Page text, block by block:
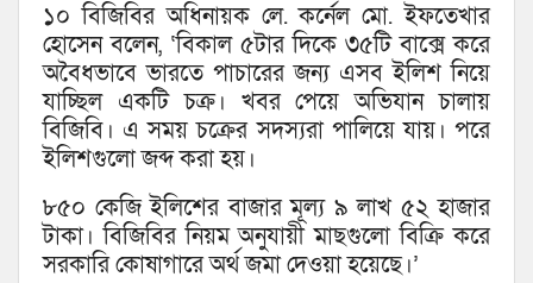
১০ বিজিবির অধিনায়ক লে. কর্নেল মো. ইফতেখার
হোসেন বলেন, ‘বিকাল ৫টার দিকে ৩৫টি বাক্সে করে
অবৈধভাবে ভারতে পাচারের জন্য এসব ইলিশ নিয়ে
যাচ্ছিল একটি চক্র। খবর পেয়ে অভিযান চালায়
বিজিবি। এ সময় চক্রের সদস্যরা পালিয়ে যায়। পরে
ইলিশগুলো জব্দ করা হয়।
৮৫০ কেজি ইলিশের বাজার মূল্য ৯ লাখ ৫২ হাজার
টাকা। বিজিবির নিয়ম অনুযায়ী মাছগুলো বিক্রি করে
সরকারি কোষাগারে অর্থ জমা দেওয়া হয়েছে।’